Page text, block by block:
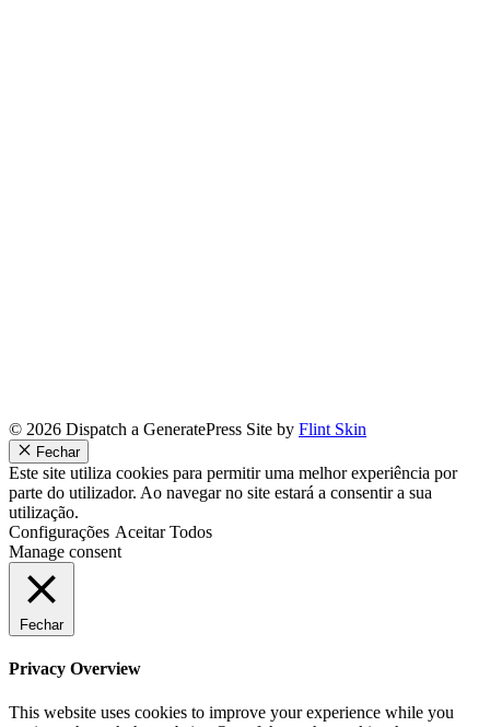
© 2026 Dispatch a GeneratePress Site by Flint Skin
Fechar
Este site utiliza cookies para permitir uma melhor experiência por
parte do utilizador. Ao navegar no site estará a consentir a sua
utilização.
Configurações Aceitar Todos
Manage consent
Fechar
Privacy Overview
This website uses cookies to improve your experience while you